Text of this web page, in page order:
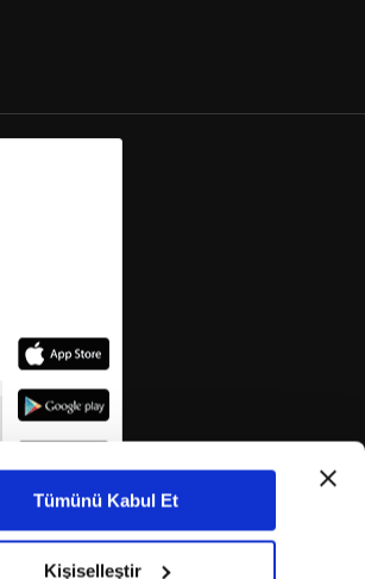
Tümünü Kabul Et
Kişiselleştir